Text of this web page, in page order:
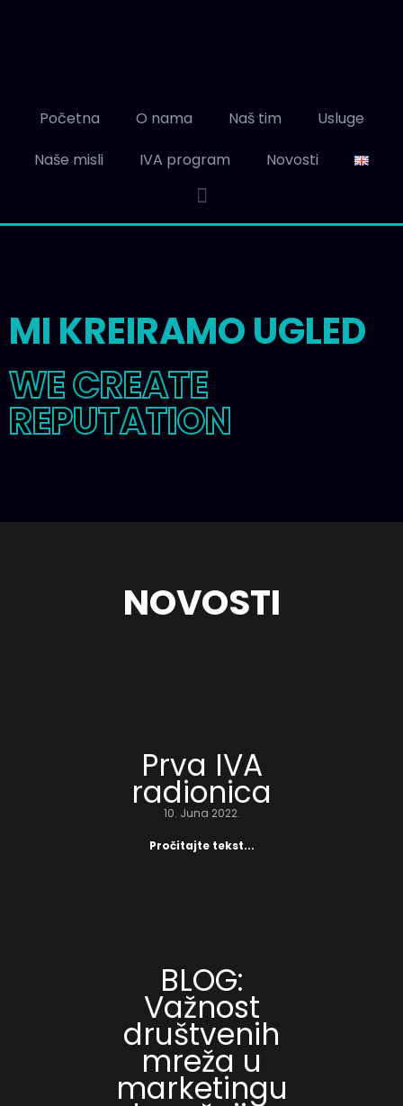
Početna O nama Naš tim
Usluge
Naše misli
IVA program Novosti
MI KREIRAMO UGLED
WE CREATE
REPUTATION
NOVOSTI
Prva IVA
radionica
10. Juna 2022.
Pročitajte tekst...
BLOG:
Važnost
društvenih
mreža u
marketingu